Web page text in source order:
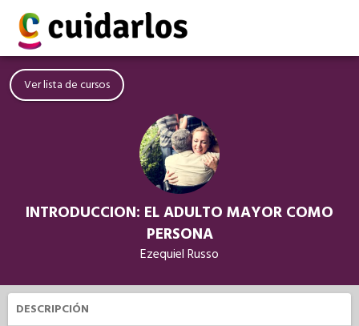
Ver lista de cursos
INTRODUCCION: EL ADULTO MAYOR COMO
PERSONA
Ezequiel Russo
DESCRIPCIÓN